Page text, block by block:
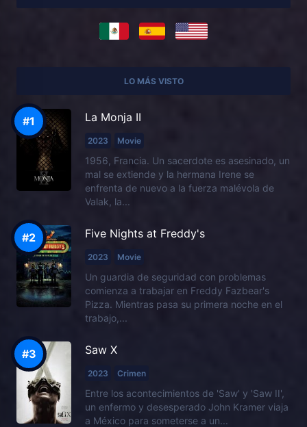
LO MÁS VISTO
La Monja II
2023 Movie
1956, Francia. Un sacerdote es asesinado, un
mal se extiende y la hermana Irene se
enfrenta de nuevo a la fuerza malévola de
Valak, la...
Five Nights at Freddy's
2023 Movie
Un guardia de seguridad con problemas
comienza a trabajar en Freddy Fazbear's
Pizza. Mientras pasa su primera noche en el
trabajo,...
Saw X
2023 Crimen
Entre los acontecimientos de 'Saw' y 'Saw II',
un enfermo y desesperado John Kramer viaja
a México para someterse a un...